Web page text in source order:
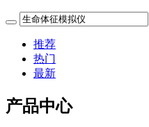
推荐
热门
最新
产品中心